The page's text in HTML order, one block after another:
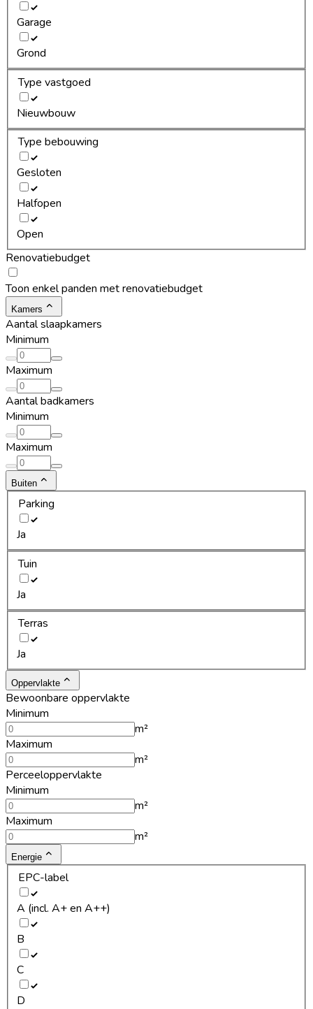
Garage
Grond
Type vastgoed
Nieuwbouw
Type bebouwing
Gesloten
Halfopen
Open
Renovatiebudget
Toon enkel panden met renovatiebudget
Kamers
Aantal slaapkamers
Minimum
Maximum
Aantal badkamers
Minimum
Maximum
Buiten
Parking
Ja
Tuin
Ja
Terras
Ja
Oppervlakte
Bewoonbare oppervlakte
Minimum
m²
Maximum
m²
Perceeloppervlakte
Minimum
m²
Maximum
m²
Energie
EPC-label
A (incl. A+ en A++)
B
C
D